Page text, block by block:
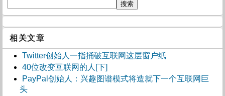
相关文章
Twitter创始人一指捅破互联网这层窗户纸
40位改变互联网的人[下]
PayPal创始人：兴趣图谱模式将造就下一个互联网巨
头